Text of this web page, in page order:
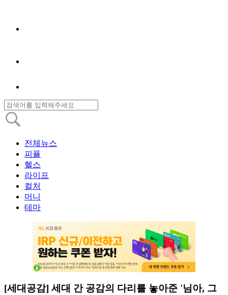
전체뉴스
피플
헬스
라이프
컬처
머니
테마
[세대공감] 세대 간 공감의 다리를 놓아준 '님아, 그